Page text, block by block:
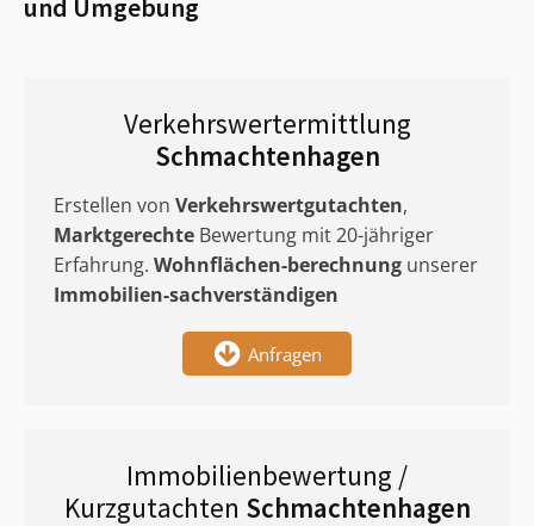
und Umgebung
Verkehrswertermittlung
Schmachtenhagen
Erstellen von Verkehrswertgutachten,
Marktgerechte Bewertung mit 20-jähriger
Erfahrung. Wohnflächen-berechnung unserer
Immobilien-sachverständigen
Anfragen
Immobilienbewertung /
Kurzgutachten Schmachtenhagen